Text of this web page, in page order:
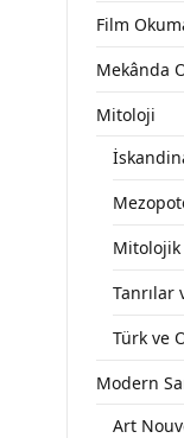
Film
Mekânda
Mitoloji
Tanrılar
Türk ve
Modern
Art